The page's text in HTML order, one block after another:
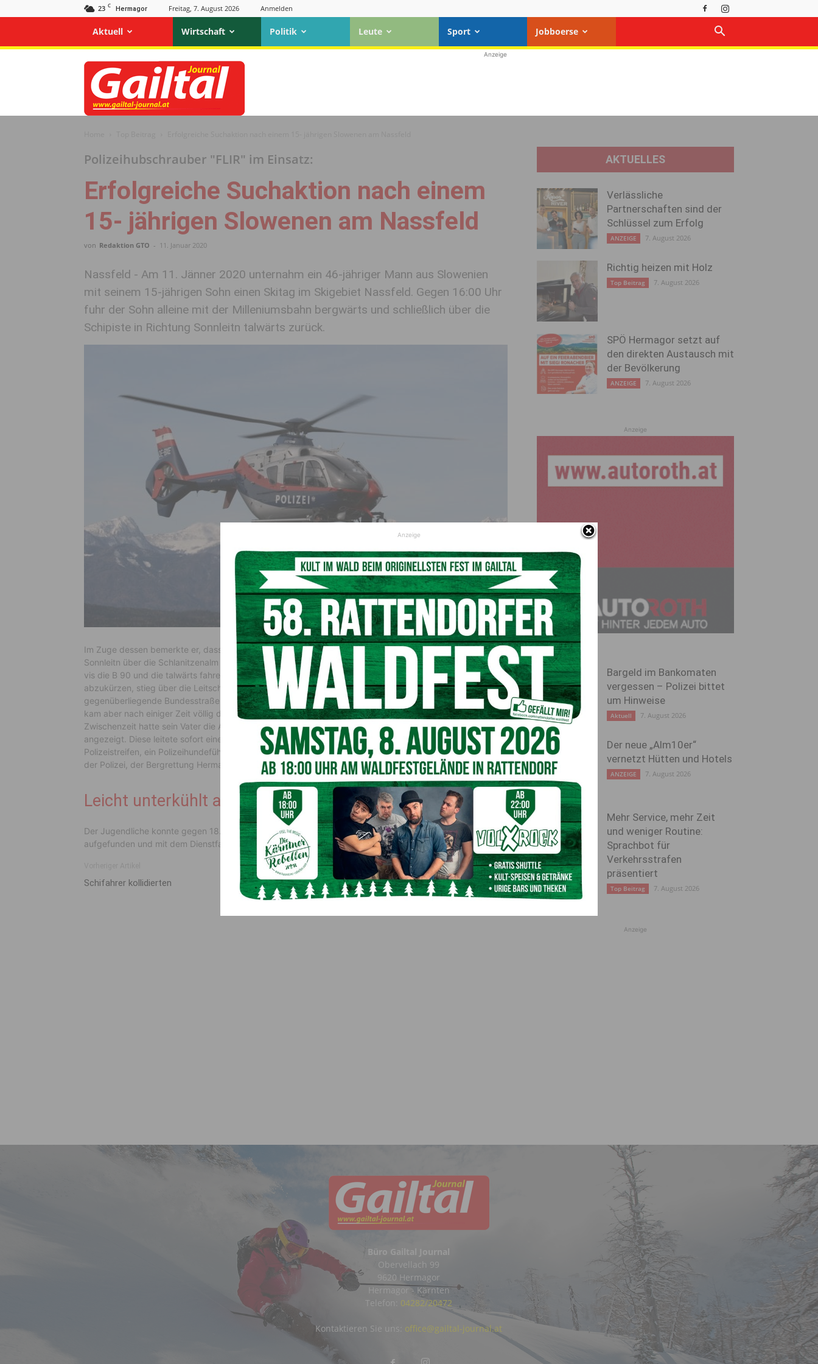
23 C Hermagor Freitag, 7. August 2026 Anmelden
Aktuell Wirtschaft Politik Leute Sport Jobboerse
Gailtal
Journal
Anzeige
Polizeihubschrauber "FLIR" im Einsatz:
Erfolgreiche Suchaktion nach einem
15- jährigen Slowenen am Nassfeld
von Redaktion GTO - 11. Januar 2020
Nassfeld - Am 11. Jänner 2020 unternahm ein 46-jähriger Mann aus Slowenien
mit seinem 15-jährigen Sohn einen Skitag im Skigebiet Nassfeld. Gegen 16:00 Uhr
fuhr der Sohn alleine mit der Milleniumsbahn bergwärts und schließlich über die
Schipiste in Richtung Sonnleitn talwärts zurück.
Im Zuge dessen bemerkte er, dass mittlerweile der Liftbetrieb eingestellt wurde und ging zu Fuß von
Sonnleitn über die Schlanitzenalm Straße (L 22a) in Richtung Nassfeld Bundesstraße (B 90). Als er vis a
vis die B 90 und die talwärts fahrenden Fahrzeuge wahrnahm, entschloss er sich, den Weg einfach
abzukürzen, stieg über die Leitschienen und weiter über steiles Gelände ab, um auf die
gegenüberliegende Bundesstraße zu gelangen. Dabei stürzte der Jugendliche mehrmals in den Bach,
kam aber nach einiger Zeit völlig durchnässt auf der gegenüberliegenden Bundesstraße an. In der
Zwischenzeit hatte sein Vater die Abgängigkeit seines Sohnes bei der Polizeiinspektion Hermagor
angezeigt. Diese leitete sofort eine Fahndung nach diesem ein. An der Fahndung nahmen drei
Polizeistreifen, ein Polizeihundeführer mit dem Polizeihund „Tasso“, Mitglieder der Alpinen Einsatzgruppe
der Polizei, der Bergrettung Hermagor und der Polizeihubschrauber “FLIR” teil.
Leicht unterkühlt aufgefunden
Der Jugendliche konnte gegen 18.45 Uhr von einer Polizeistreife unverletzt, jedoch leicht unterkühlt
aufgefunden und mit dem Dienstfahrzeug zu seinem Vater ins Tal gebracht werden.
Schifahrer kollidierten
Nächster Artikel
Österreichische Meisterschaft im
Skibergsteigen/Vertical, Disziplin Sprint
AKTUELLES
Verlässliche
Partnerschaften sind der
Schlüssel zum Erfolg
ANZEIGE 7. August 2026
Richtig heizen mit Holz
Top Beitrag 7. August 2026
SPÖ Hermagor setzt auf
den direkten Austausch mit
der Bevölkerung
ANZEIGE 7. August 2026
Anzeige
Bargeld im Bankomaten
vergessen – Polizei bittet
um Hinweise
Aktuell 7. August 2026
Der neue „Alm10er“
vernetzt Hütten und Hotels
ANZEIGE 7. August 2026
Mehr Service, mehr Zeit
und weniger Routine:
Sprachbot für
Verkehrsstrafen
präsentiert
Top Beitrag 7. August 2026
Anzeige
Büro Gailtal Journal
Obervellach 99
9620 Hermagor
Hermagor - Kärnten
Telefon: 04282/20472
Kontaktieren Sie uns: office@gailtal-journal.at
Anzeige